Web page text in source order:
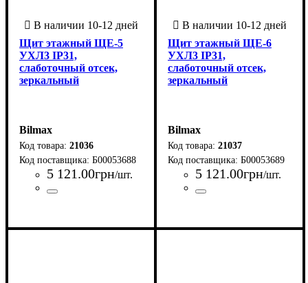
Щит этажный ЩЕ-5
УХЛ3 IP31,
слаботочный отсек,
зеркальный
Bilmax
21036
Б00053688
5 121.00грн/шт.
Щит этажный ЩЕ-6
УХЛ3 IP31,
слаботочный отсек,
зеркальный
Bilmax
21037
Б00053689
5 121.00грн/шт.